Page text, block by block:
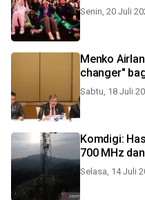
Senin, 20 Juli
Menko
changer"
Sabtu, 18 Juli
Komdigi:
700 MHz
Selasa, 14 Juli